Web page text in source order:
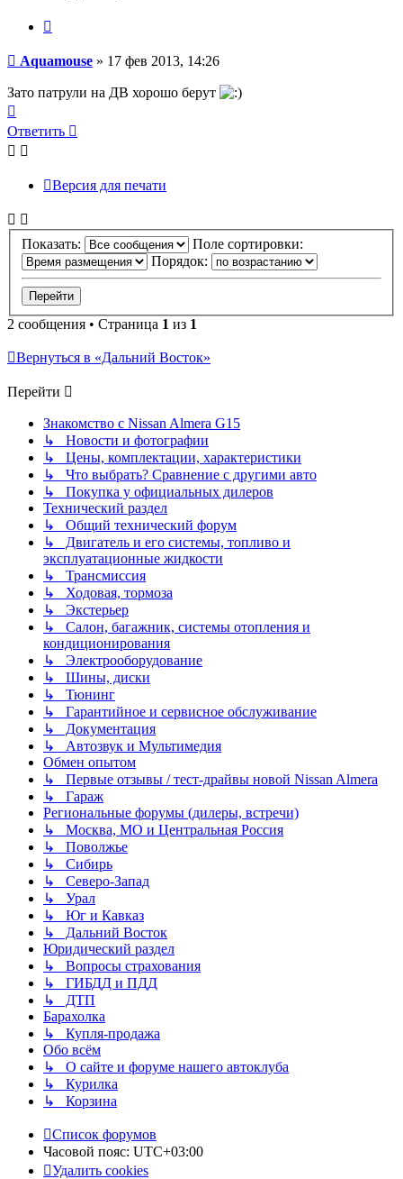
Сообщение
Aquamouse » 17 фев 2013, 14:26
Зато патрули на ДВ хорошо берут
к
началу
Ответить
Версия для печати
Показать:
Поле сортировки:
Порядок:
2 сообщения • Страница 1 из 1
Вернуться в «Дальний Восток»
Перейти
Знакомство с Nissan Almera G15
↳ Новости и фотографии
↳ Цены, комплектации, характеристики
↳ Что выбрать? Сравнение с другими авто
↳ Покупка у официальных дилеров
Технический раздел
↳ Общий технический форум
↳ Двигатель и его системы, топливо и
эксплуатационные жидкости
↳ Трансмиссия
↳ Ходовая, тормоза
↳ Экстерьер
↳ Салон, багажник, системы отопления и
кондиционирования
↳ Электрооборудование
↳ Шины, диски
↳ Тюнинг
↳ Гарантийное и сервисное обслуживание
↳ Документация
↳ Автозвук и Мультимедия
Обмен опытом
↳ Первые отзывы / тест-драйвы новой Nissan Almera
↳ Гараж
Региональные форумы (дилеры, встречи)
↳ Москва, МО и Центральная Россия
↳ Поволжье
↳ Сибирь
↳ Северо-Запад
↳ Урал
↳ Юг и Кавказ
↳ Дальний Восток
Юридический раздел
↳ Вопросы страхования
↳ ГИБДД и ПДД
↳ ДТП
Барахолка
↳ Купля-продажа
Обо всём
↳ О сайте и форуме нашего автоклуба
↳ Курилка
↳ Корзина
Список форумов
Часовой пояс: UTC+03:00
Удалить cookies